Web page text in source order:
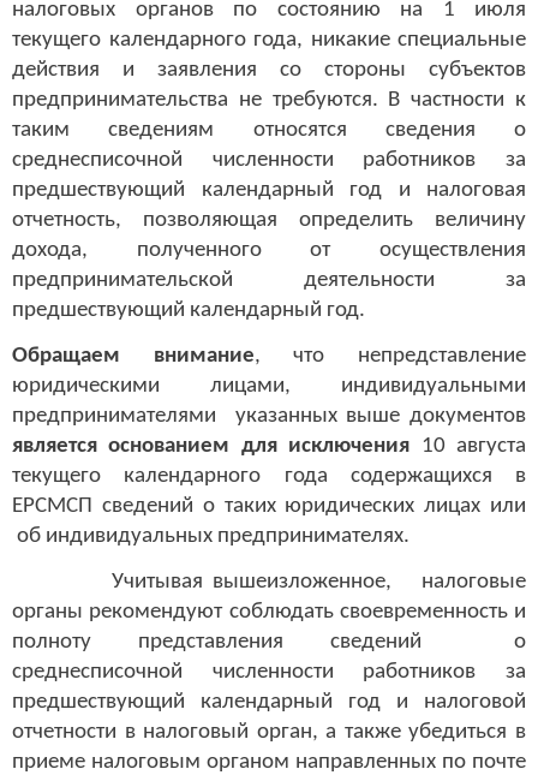
налоговых органов по состоянию на 1 июля
текущего календарного года, никакие специальные
действия и заявления со стороны субъектов
предпринимательства не требуются. В частности к
таким сведениям относятся сведения о
среднесписочной численности работников за
предшествующий календарный год и налоговая
отчетность, позволяющая определить величину
дохода, полученного от осуществления
предпринимательской деятельности за
предшествующий календарный год.
Обращаем внимание, что непредставление
юридическими лицами, индивидуальными
предпринимателями указанных выше документов
является основанием для исключения 10 августа
текущего календарного года содержащихся в
ЕРСМСП сведений о таких юридических лицах или
об индивидуальных предпринимателях.
Учитывая вышеизложенное, налоговые
органы рекомендуют соблюдать своевременность и
полноту представления сведений о
среднесписочной численности работников за
предшествующий календарный год и налоговой
отчетности в налоговый орган, а также убедиться в
приеме налоговым органом направленных по почте